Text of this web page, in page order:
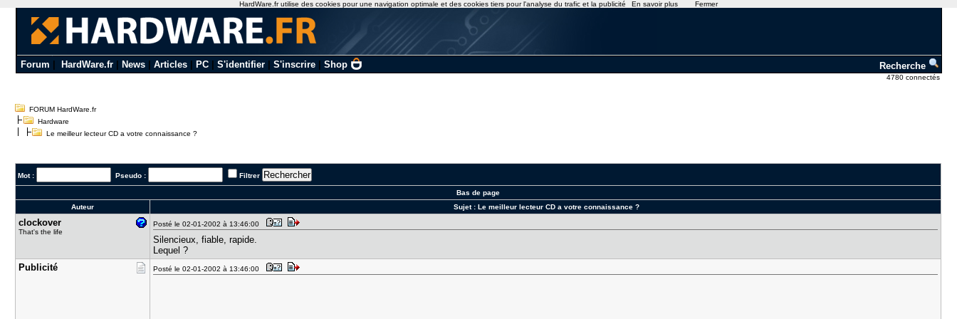
Forum HardWare.fr| News| Articles| PC| S'identifier| S'inscrire| Shop Recherche
4780 connectés
FORUM HardWare.fr
Hardware
Le meilleur lecteur CD a votre connaissance ?
Mot : Pseudo : Filtrer
Bas de page
Auteur
Sujet :Le meilleur lecteur CD a votre connaissance ?
clockover
That's the life
Posté le 02-01-2002 à 13:46:00
Silencieux, fiable, rapide.
Lequel ?
Publicité
Posté le 02-01-2002 à 13:46:00
HardWare.fr utilise des cookies pour une navigation optimale et des cookies tiers pour l'analyse du trafic et la publicité En savoir plus Fermer